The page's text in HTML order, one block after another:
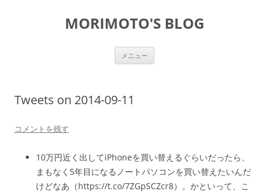
MORIMOTO'S BLOG
メニュー
Tweets on 2014-09-11
コメントを残す
10万円近く出してiPhoneを買い替えるぐらいだったら、
まもなく5年目になるノートパソコンを買い替えたいんだ
けどなあ（https://t.co/7ZGpSCZcr8）。かといって、こ